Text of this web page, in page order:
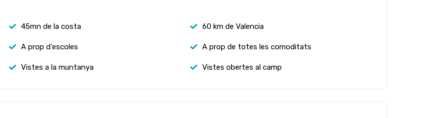
45mn de la costa 60 km de Valencia
A prop d'escoles A prop de totes les comoditats
Vistes a la muntanya Vistes obertes al camp